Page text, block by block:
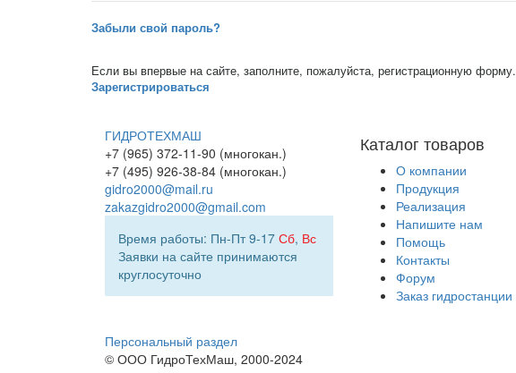
Забыли свой пароль?
Если вы впервые на сайте, заполните, пожалуйста, регистрационную форму.
Зарегистрироваться
Каталог товаров
О компании
Продукция
Реализация
Напишите нам
Помощь
Контакты
Форум
Заказ гидростанции
ГИДРОТЕХМАШ
+7 (965) 372-11-90 (многокан.)
+7 (495) 926-38-84 (многокан.)
gidro2000@mail.ru
zakazgidro2000@gmail.com
Время работы: Пн-Пт 9-17 Сб, Вс
Заявки на сайте принимаются
круглосуточно
Персональный раздел
© ООО ГидроТехМаш, 2000-2024